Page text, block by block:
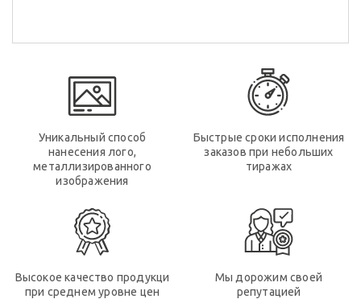
Уникальный способ
нанесения лого,
металлизированного
изображения
Быстрые сроки исполнения
заказов при небольших
тиражах
Высокое качество продукци
при среднем уровне цен
Мы дорожим своей
репутацией